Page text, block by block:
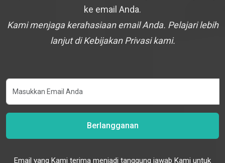
ke email Anda.
Kami menjaga kerahasiaan email Anda. Pelajari lebih
lanjut di Kebijakan Privasi kami.
Berlangganan
Email yang Kami terima menjadi tanggung jawab Kami untuk